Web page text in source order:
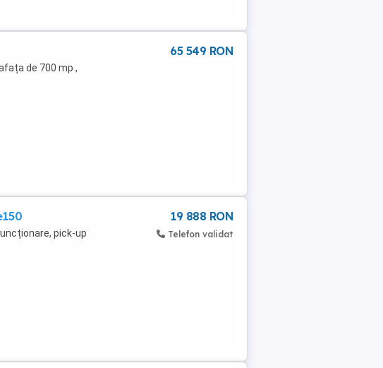
de 700 mp ,
65 549 RON
pick-up
19 888 RON
Telefon validat